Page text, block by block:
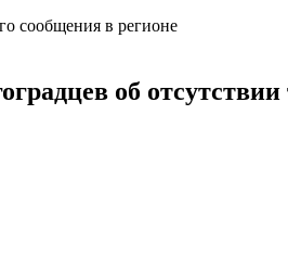
сообщения в регионе
об